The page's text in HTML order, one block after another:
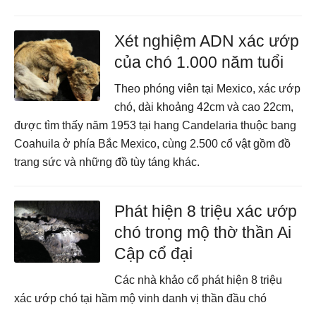
Xét nghiệm ADN xác ướp
của chó 1.000 năm tuổi
Theo phóng viên tại Mexico, xác ướp
chó, dài khoảng 42cm và cao 22cm,
được tìm thấy năm 1953 tại hang Candelaria thuộc bang
Coahuila ở phía Bắc Mexico, cùng 2.500 cổ vật gồm đồ
trang sức và những đồ tùy táng khác.
Phát hiện 8 triệu xác ướp
chó trong mộ thờ thần Ai
Cập cổ đại
Các nhà khảo cổ phát hiện 8 triệu
xác ướp chó tại hầm mộ vinh danh vị thần đầu chó